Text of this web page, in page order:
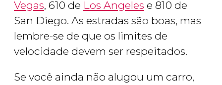
Vegas, 610 de Los Angeles e 810 de
San Diego. As estradas são boas, mas
lembre-se de que os limites de
velocidade devem ser respeitados.
Se você ainda não alugou um carro,